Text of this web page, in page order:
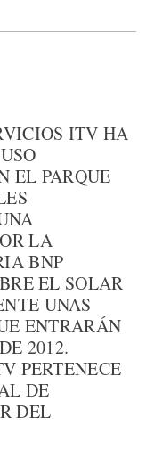
ITV HA
EL PARQUE
LA
BNP
EL SOLAR
UNAS
ENTRARÁN
2012.
PERTENECE
DE
DEL